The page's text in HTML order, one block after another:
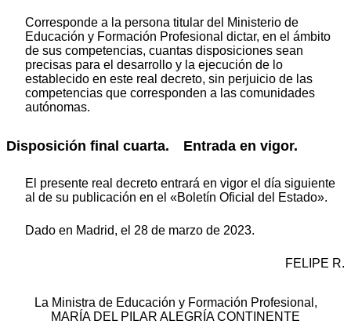
Corresponde a la persona titular del Ministerio de
Educación y Formación Profesional dictar, en el ámbito
de sus competencias, cuantas disposiciones sean
precisas para el desarrollo y la ejecución de lo
establecido en este real decreto, sin perjuicio de las
competencias que corresponden a las comunidades
autónomas.
Disposición final cuarta. Entrada en vigor.
El presente real decreto entrará en vigor el día siguiente
al de su publicación en el «Boletín Oficial del Estado».
Dado en Madrid, el 28 de marzo de 2023.
FELIPE R.
La Ministra de Educación y Formación Profesional,
MARÍA DEL PILAR ALEGRÍA CONTINENTE